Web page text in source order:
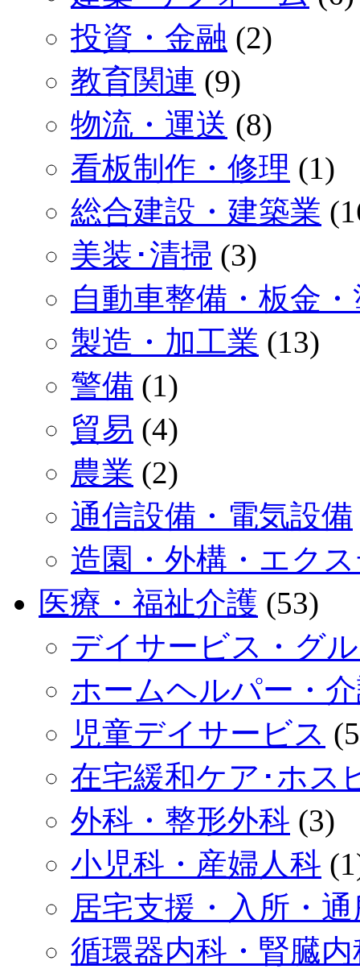
投資・金融 (2)
教育関連 (9)
物流・運送 (8)
看板制作・修理 (1)
総合建設・建築業
美装･清掃 (3)
自動車整備・板金
製造・加工業 (13)
警備 (1)
貿易 (4)
農業 (2)
通信設備・電気設備
造園・外構・エク
医療・福祉介護 (53)
デイサービス・グ
ホームヘルパー・
児童デイサービス
在宅緩和ケア･ホス
外科・整形外科 (3)
小児科・産婦人科
居宅支援・入所・
循環器内科・腎臓内